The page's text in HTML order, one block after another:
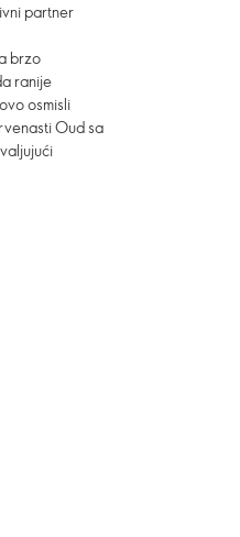
partner
brzo
ranije
osmisli
Oud sa